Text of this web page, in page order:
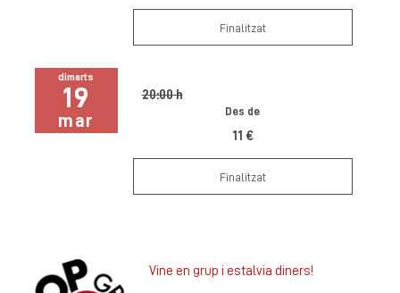
Finalitzat
dimarts
19
mar
20:00 h
Des de
11 €
Finalitzat
Vine en grup i estalvia diners!